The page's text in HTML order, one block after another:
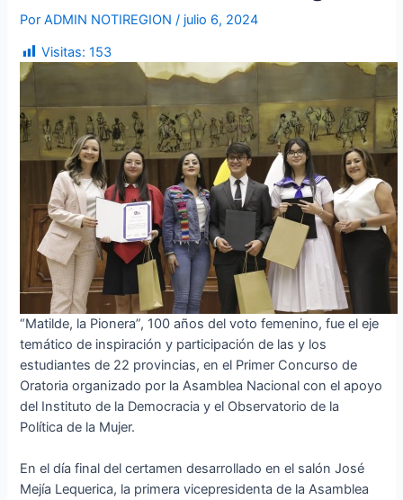
PorADMIN NOTIREGION/ julio 6, 2024
Visitas: 153
“Matilde, la Pionera”, 100 años del voto femenino, fue el eje
temático de inspiración y participación de las y los
estudiantes de 22 provincias, en el Primer Concurso de
Oratoria organizado por la Asamblea Nacional con el apoyo
del Instituto de la Democracia y el Observatorio de la
Política de la Mujer.
En el día final del certamen desarrollado en el salón José
Mejía Lequerica, la primera vicepresidenta de la Asamblea